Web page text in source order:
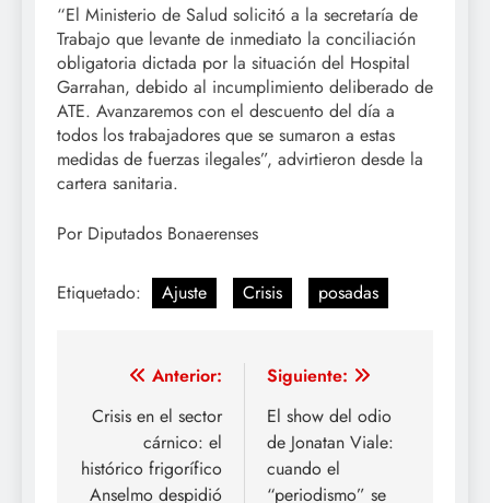
“El Ministerio de Salud solicitó a la secretaría de
Trabajo que levante de inmediato la conciliación
obligatoria dictada por la situación del Hospital
Garrahan, debido al incumplimiento deliberado de
ATE. Avanzaremos con el descuento del día a
todos los trabajadores que se sumaron a estas
medidas de fuerzas ilegales”, advirtieron desde la
cartera sanitaria.
Por Diputados Bonaerenses
Etiquetado: Ajuste Crisis posadas
Navegación
de
entradas
Anterior:
Crisis en el sector
cárnico: el
histórico frigorífico
Anselmo despidió
Siguiente:
El show del odio
de Jonatan Viale:
cuando el
“periodismo” se